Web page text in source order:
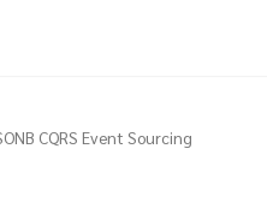
CQRS Event Sourcing